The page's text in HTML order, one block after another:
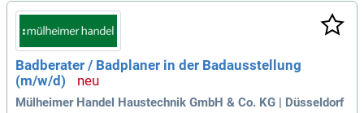
Badberater / Badplaner in der Badausstellung
(m/w/d)
Mülheimer Handel Haustechnik GmbH & Co. KG | Düsseldorf